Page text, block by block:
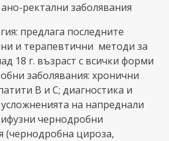
ректални заболявания
предлага последните
и терапевтични методи за
18 г. възраст с всички форми
заболявания: хронични
В и С; диагностика и
на напреднали
чернодробни
(чернодробна цироза,